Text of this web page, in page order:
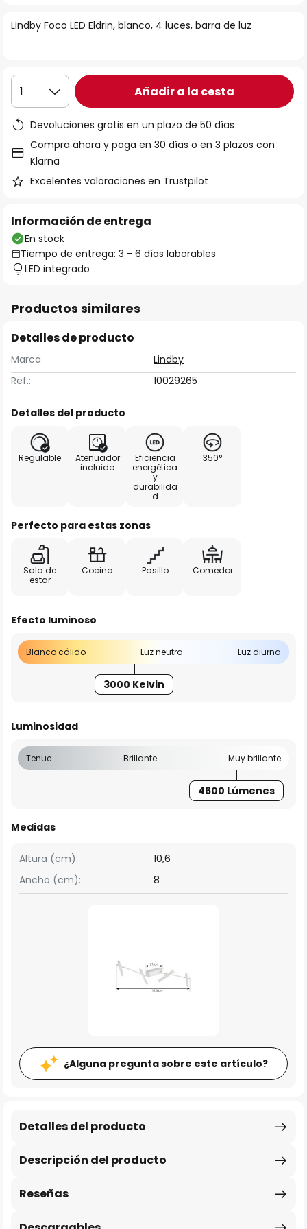
galería
Lindby Foco LED Eldrin, blanco, 4 luces, barra de luz
1 Añadir a la cesta
Devoluciones gratis en un plazo de 50 días
Compra ahora y paga en 30 días o en 3 plazos con
Klarna
Excelentes valoraciones en Trustpilot
Información de entrega
En stock
Tiempo de entrega: 3 - 6 días laborables
LED integrado
Productos similares
Detalles de producto
Marca
Lindby
Ref.:
10029265
Detalles del producto
Regulable
Atenuador
incluido
Eficiencia
energética
y
durabilida
d
350°
Perfecto para estas zonas
Sala de
estar
Cocina Pasillo Comedor
Efecto luminoso
Blanco cálido Luz neutra Luz diurna
3000 Kelvin
Luminosidad
Tenue Brillante Muy brillante
4600 Lúmenes
Medidas
Ancho (cm): 8
Altura (cm): 10,6
¿Alguna pregunta sobre este artículo?
Descripción del producto
Detalles del producto
Reseñas